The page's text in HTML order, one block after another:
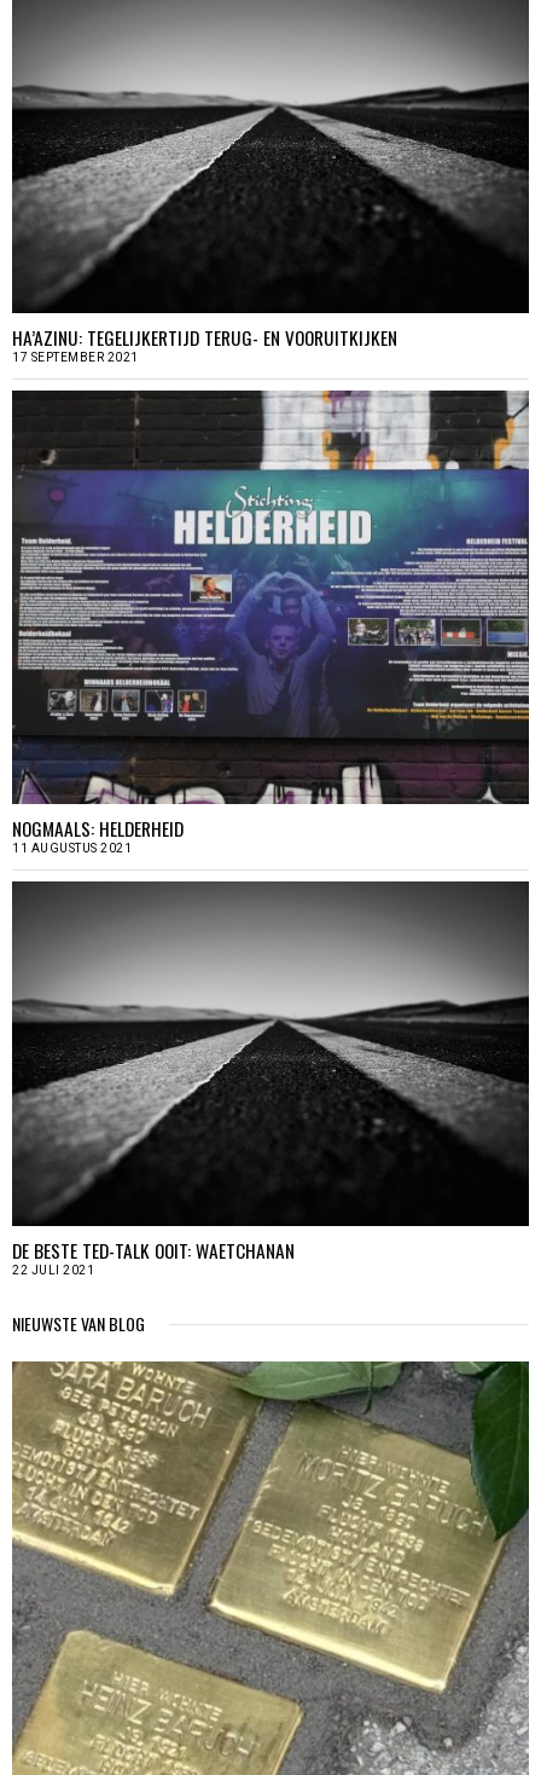
HA’AZINU: TEGELIJKERTIJD TERUG- EN VOORUITKIJKEN
17 SEPTEMBER 2021
NOGMAALS: HELDERHEID
11 AUGUSTUS 2021
DE BESTE TED-TALK OOIT: WAETCHANAN
22 JULI 2021
NIEUWSTE VAN BLOG